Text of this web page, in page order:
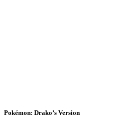
Pokémon: Drako’s Version